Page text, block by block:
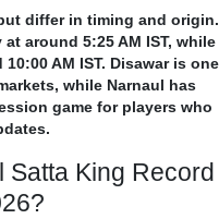
differ in timing and origin.
around 5:25 AM IST, while
AM IST. Disawar is one
while Narnaul has
game for players who
Satta King Record